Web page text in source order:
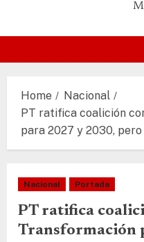
Home
Nacional
PT ratifica coalición
para 2027 y 2030,
Nacional Portada
PT ratifica
Transformación